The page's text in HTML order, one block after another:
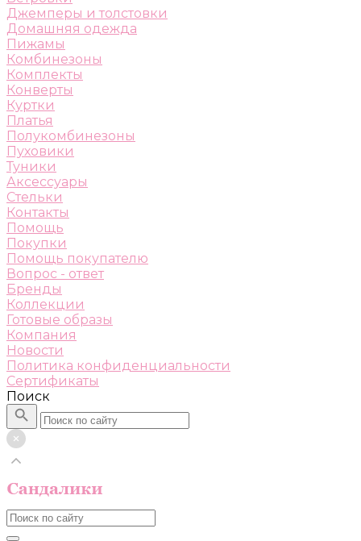
Джемперы и толстовки
Домашняя одежда
Пижамы
Комбинезоны
Комплекты
Конверты
Куртки
Платья
Полукомбинезоны
Пуховики
Туники
Аксессуары
Стельки
Контакты
Помощь
Покупки
Помощь покупателю
Вопрос - ответ
Бренды
Коллекции
Готовые образы
Компания
Новости
Политика конфиденциальности
Сертификаты
Поиск